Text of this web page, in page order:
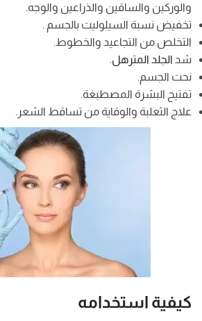
والوركين والساقين والذراعين والوجه.
تخفيض نسبة السيلوليت بالجسم .
التخلص من التجاعيد والخطوط.
شد الجلد المترهل.
نحت الجسم.
تفتيح البشرة المصطبغة.
علاج الثعلبة والوقاية من تساقط الشعر.
كيفية استخدامه